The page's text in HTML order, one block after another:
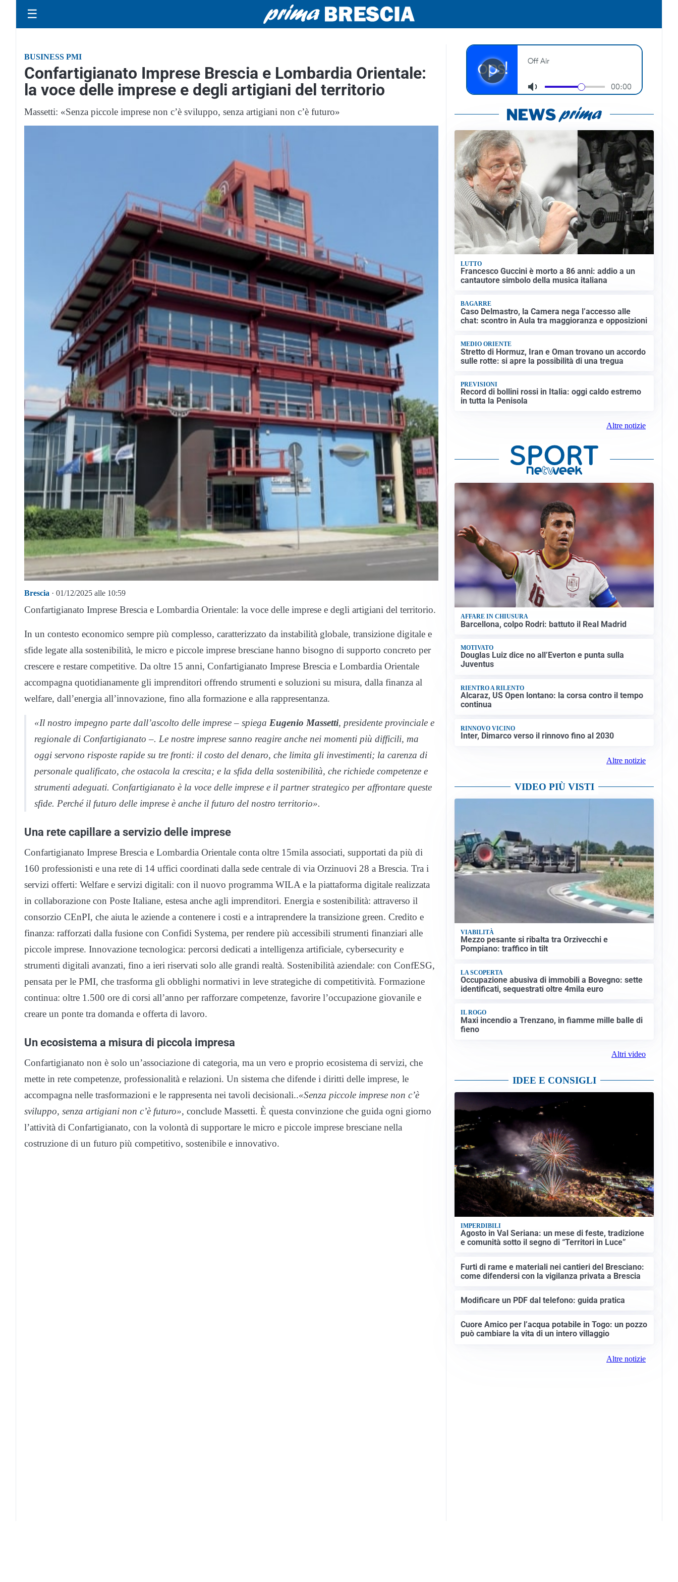
☰
BUSINESS PMI
Confartigianato Imprese Brescia e Lombardia Orientale:
la voce delle imprese e degli artigiani del territorio
Massetti: «Senza piccole imprese non c’è sviluppo, senza artigiani non c’è futuro»
Brescia · 01/12/2025 alle 10:59
Confartigianato Imprese Brescia e Lombardia Orientale: la voce delle imprese e degli artigiani del territorio.
In un contesto economico sempre più complesso, caratterizzato da instabilità globale, transizione digitale e
sfide legate alla sostenibilità, le micro e piccole imprese bresciane hanno bisogno di supporto concreto per
crescere e restare competitive. Da oltre 15 anni, Confartigianato Imprese Brescia e Lombardia Orientale
accompagna quotidianamente gli imprenditori offrendo strumenti e soluzioni su misura, dalla finanza al
welfare, dall’energia all’innovazione, fino alla formazione e alla rappresentanza.
«Il nostro impegno parte dall’ascolto delle imprese – spiega Eugenio Massetti, presidente provinciale e
regionale di Confartigianato –. Le nostre imprese sanno reagire anche nei momenti più difficili, ma
oggi servono risposte rapide su tre fronti: il costo del denaro, che limita gli investimenti; la carenza di
personale qualificato, che ostacola la crescita; e la sfida della sostenibilità, che richiede competenze e
strumenti adeguati. Confartigianato è la voce delle imprese e il partner strategico per affrontare queste
sfide. Perché il futuro delle imprese è anche il futuro del nostro territorio».
Una rete capillare a servizio delle imprese
Confartigianato Imprese Brescia e Lombardia Orientale conta oltre 15mila associati, supportati da più di
160 professionisti e una rete di 14 uffici coordinati dalla sede centrale di via Orzinuovi 28 a Brescia. Tra i
servizi offerti: Welfare e servizi digitali: con il nuovo programma WILA e la piattaforma digitale realizzata
in collaborazione con Poste Italiane, estesa anche agli imprenditori. Energia e sostenibilità: attraverso il
consorzio CEnPI, che aiuta le aziende a contenere i costi e a intraprendere la transizione green. Credito e
finanza: rafforzati dalla fusione con Confidi Systema, per rendere più accessibili strumenti finanziari alle
piccole imprese. Innovazione tecnologica: percorsi dedicati a intelligenza artificiale, cybersecurity e
strumenti digitali avanzati, fino a ieri riservati solo alle grandi realtà. Sostenibilità aziendale: con ConfESG,
pensata per le PMI, che trasforma gli obblighi normativi in leve strategiche di competitività. Formazione
continua: oltre 1.500 ore di corsi all’anno per rafforzare competenze, favorire l’occupazione giovanile e
creare un ponte tra domanda e offerta di lavoro.
Un ecosistema a misura di piccola impresa
Confartigianato non è solo un’associazione di categoria, ma un vero e proprio ecosistema di servizi, che
mette in rete competenze, professionalità e relazioni. Un sistema che difende i diritti delle imprese, le
accompagna nelle trasformazioni e le rappresenta nei tavoli decisionali..«Senza piccole imprese non c’è
sviluppo, senza artigiani non c’è futuro», conclude Massetti. È questa convinzione che guida ogni giorno
l’attività di Confartigianato, con la volontà di supportare le micro e piccole imprese bresciane nella
costruzione di un futuro più competitivo, sostenibile e innovativo.
LUTTO
Francesco Guccini è morto a 86 anni: addio a un
cantautore simbolo della musica italiana
BAGARRE
Caso Delmastro, la Camera nega l’accesso alle
chat: scontro in Aula tra maggioranza e opposizioni
MEDIO ORIENTE
Stretto di Hormuz, Iran e Oman trovano un accordo
sulle rotte: si apre la possibilità di una tregua
PREVISIONI
Record di bollini rossi in Italia: oggi caldo estremo
in tutta la Penisola
Altre notizie
AFFARE IN CHIUSURA
Barcellona, colpo Rodri: battuto il Real Madrid
MOTIVATO
Douglas Luiz dice no all’Everton e punta sulla
Juventus
RIENTRO A RILENTO
Alcaraz, US Open lontano: la corsa contro il tempo
continua
RINNOVO VICINO
Inter, Dimarco verso il rinnovo fino al 2030
Altre notizie
VIDEO PIÙ VISTI
VIABILITÀ
Mezzo pesante si ribalta tra Orzivecchi e
Pompiano: traffico in tilt
LA SCOPERTA
Occupazione abusiva di immobili a Bovegno: sette
identificati, sequestrati oltre 4mila euro
IL ROGO
Maxi incendio a Trenzano, in fiamme mille balle di
fieno
Altri video
IDEE E CONSIGLI
IMPERDIBILI
Agosto in Val Seriana: un mese di feste, tradizione
e comunità sotto il segno di “Territori in Luce”
Furti di rame e materiali nei cantieri del Bresciano:
come difendersi con la vigilanza privata a Brescia
Modificare un PDF dal telefono: guida pratica
Cuore Amico per l’acqua potabile in Togo: un pozzo
può cambiare la vita di un intero villaggio
Altre notizie